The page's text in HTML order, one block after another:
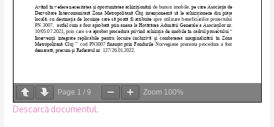
Page 1 /9 Zoom 100%
Descarcă documentul.